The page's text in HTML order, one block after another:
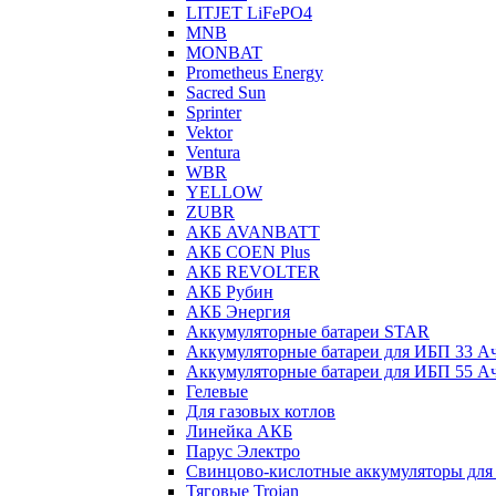
LITJET LiFePO4
MNB
MONBAT
Prometheus Energy
Sacred Sun
Sprinter
Vektor
Ventura
WBR
YELLOW
ZUBR
АКБ AVANBATT
АКБ COEN Plus
АКБ REVOLTER
АКБ Рубин
АКБ Энергия
Аккумуляторные батареи STAR
Аккумуляторные батареи для ИБП 33
Аккумуляторные батареи для ИБП 55
Гелевые
Для газовых котлов
Линейка АКБ
Парус Электро
Свинцово-кислотные аккумуляторы
Тяговые Trojan